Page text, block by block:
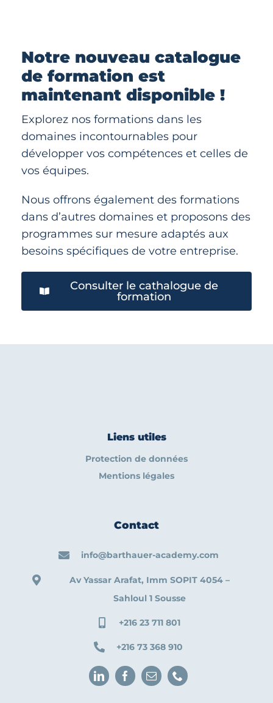
Notre nouveau catalogue
de formation est
maintenant disponible !
Explorez nos formations dans les
domaines incontournables pour
développer vos compétences et celles de
vos équipes.
Nous offrons également des formations
dans d’autres domaines et proposons des
programmes sur mesure adaptés aux
besoins spécifiques de votre entreprise.
Consulter le cathalogue de
formation
Liens utiles
Protection de données
Mentions légales
Contact
info@barthauer-academy.com
Av Yassar Arafat, Imm SOPIT 4054 –
Sahloul 1 Sousse
+216 23 711 801
+216 73 368 910